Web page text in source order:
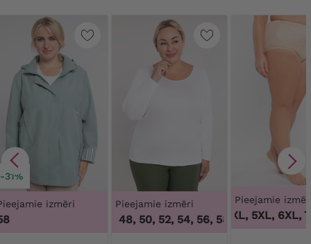
-31%
izmēri Pieejamie izmēri
44, 46, 48, 50, 52, 54, 56, 58, 60, 62, 64,44,
Pieejamie
3XL, 4XL, 5XL, 6XL,